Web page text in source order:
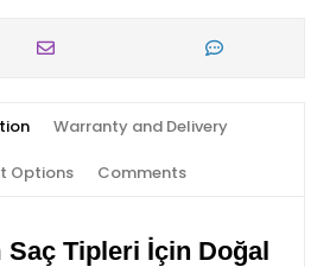
Warranty and Delivery
Options Comments
Saç Tipleri İçin Doğal